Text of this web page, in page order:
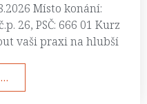
Místo konání:
26, PSČ: 666 01 Kurz
vaši praxi na hlubší